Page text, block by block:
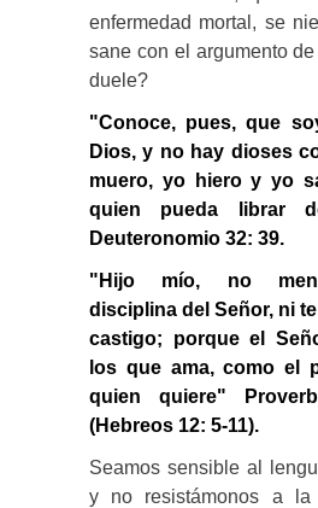
enfermedad mortal, se
sane con el argumento
duele?
"Conoce, pues, que
Dios, y no hay dioses
muero, yo hiero y yo
quien pueda librar
Deuteronomio 32: 39.
"Hijo mío, no
disciplina del Señor, ni
castigo; porque el
los que ama, como el
quien quiere"
(Hebreos 12: 5-11).
Seamos sensible al
y no resistámonos a la